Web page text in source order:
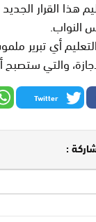
النواب.
أي تبرير
والتي ستصبح
Twitter
: